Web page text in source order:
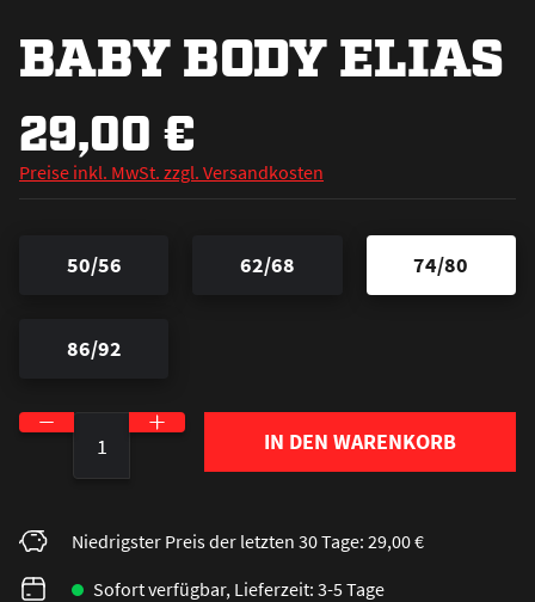
BABY BODY ELIAS
29,00 €
Preise inkl. MwSt. zzgl. Versandkosten
50/56 62/68 74/80
86/92
Produkt Anzahl: Gib den gewünschten Wert
IN DEN WARENKORB
Niedrigster Preis der letzten 30 Tage: 29,00 €
Sofort verfügbar, Lieferzeit: 3-5 Tage